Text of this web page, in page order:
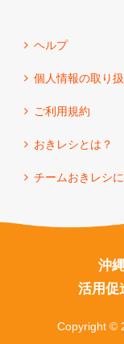
ヘルプ
個人情報の取り
ご利用規約
おきレシとは？
チームおきレシ
沖
活用促
Copyright ©